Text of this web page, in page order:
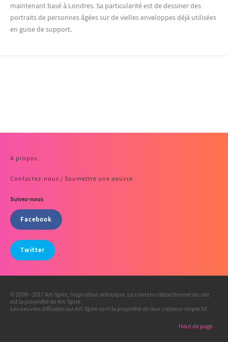
maintenant basé à Londres. Sa particularité est de dessiner des
portraits de personnes âgées sur de vielles enveloppes déjà utilisées
en guise de support.
A propos
Contactez-nous / Soumettre une oeuvre
Suivez-nous
Facebook
Twitter
© 2009 - 2017 Art-Spire, Inspiration artistique. Le contenu rédactionnel du site
est la propriété de Art-Spire.
Les oeuvres diffusées sur Art-Spire sont la propriété de leur créateur respectif.
Haut de page